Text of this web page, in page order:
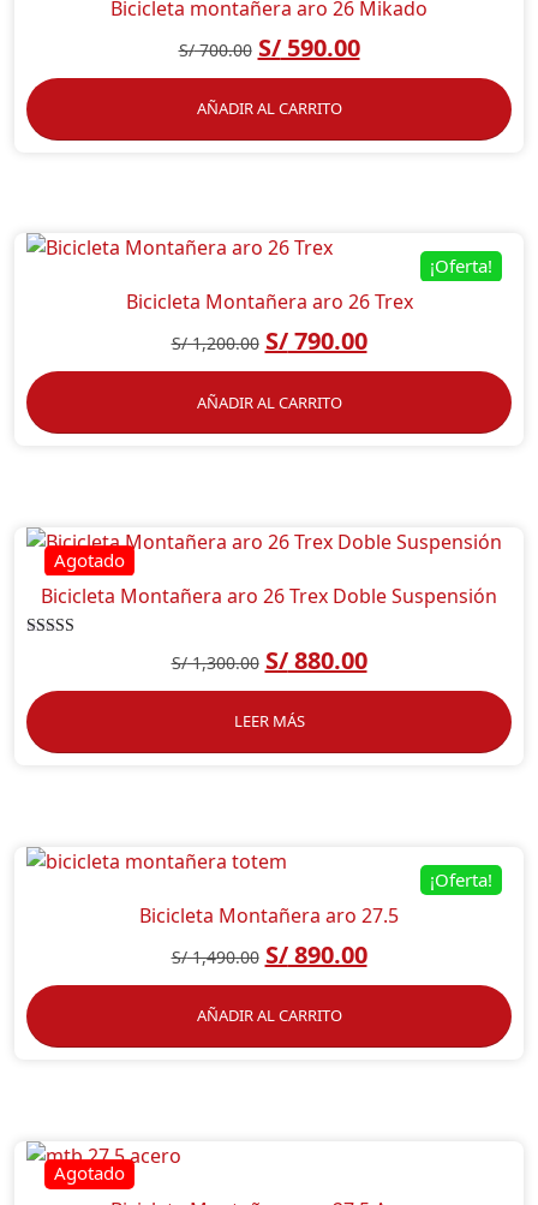
Bicicleta montañera aro 26 Mikado
S/700.00 S/590.00
AÑADIR AL CARRITO
¡Oferta!
Bicicleta Montañera aro 26 Trex
S/1,200.00 S/790.00
AÑADIR AL CARRITO
Bicicleta Montañera aro 26 Trex Doble Suspensión
de 5
S/1,300.00 S/880.00
LEER MÁS
¡Oferta!
Bicicleta Montañera aro 27.5
S/1,490.00 S/890.00
AÑADIR AL CARRITO